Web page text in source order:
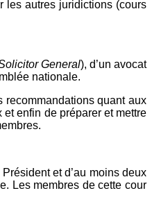
les autres juridictions (cours
General), d’un avocat
nationale.
recommandations quant aux
enfin de préparer et mettre
et d’au moins deux
Les membres de cette cour